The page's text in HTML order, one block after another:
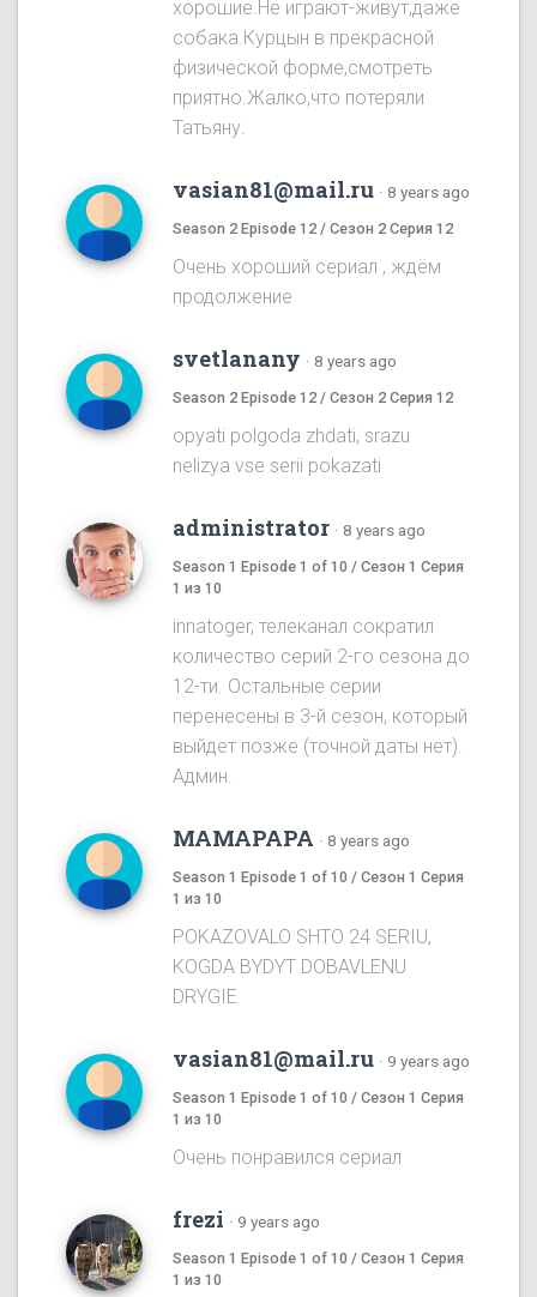
хорошие.Не играют-живут,даже
собака.Курцын в прекрасной
физической форме,смотреть
приятно.Жалко,что потеряли
Татьяну.
vasian81@mail.ru · 8 years ago
Season 2 Episode 12 / Сезон 2 Серия 12
Очень хороший сериал , ждём
продолжение
svetlanany · 8 years ago
Season 2 Episode 12 / Сезон 2 Серия 12
opyati polgoda zhdati, srazu
nelizya vse serii pokazati
administrator · 8 years ago
Season 1 Episode 1 of 10 / Сезон 1 Серия
1 из 10
innatoger, телеканал сократил
количество серий 2-го сезона до
12-ти. Остальные серии
перенесены в 3-й сезон, который
выйдет позже (точной даты нет).
Админ.
MAMAPAPA · 8 years ago
Season 1 Episode 1 of 10 / Сезон 1 Серия
1 из 10
POKAZOVALO SHTO 24 SERIU,
KOGDA BYDYT DOBAVLENU
DRYGIE
vasian81@mail.ru · 9 years ago
Season 1 Episode 1 of 10 / Сезон 1 Серия
1 из 10
Очень понравился сериал
frezi · 9 years ago
Season 1 Episode 1 of 10 / Сезон 1 Серия
1 из 10